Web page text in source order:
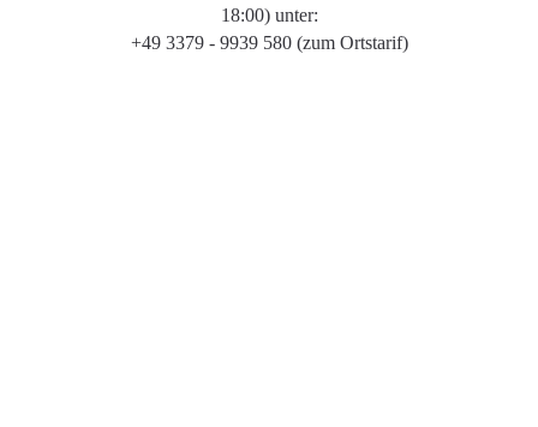
18:00) unter:
+49 3379 - 9939 580 (zum Ortstarif)